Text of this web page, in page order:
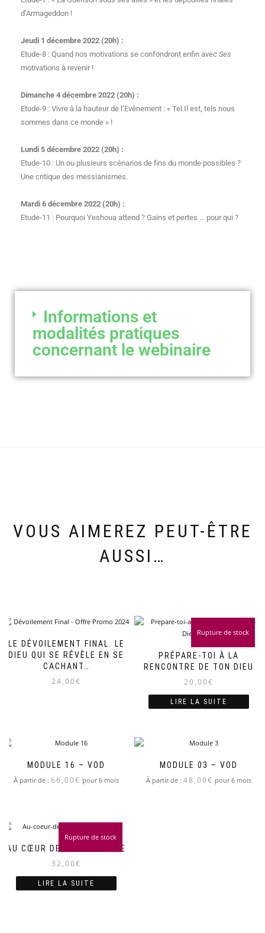
d’Armageddon !
Jeudi 1 décembre 2022 (20h) :
Etude-8 : Quand nos motivations se confondront enfin avec Ses
motivations à revenir !
Dimanche 4 décembre 2022 (20h) :
Etude-9 : Vivre à la hauteur de l’Evènement : « Tel Il est, tels nous
sommes dans ce monde » !
Lundi 5 décembre 2022 (20h) :
Etude-10 : Un ou plusieurs scénarios de fins du monde possibles ?
Une critique des messianismes.
Mardi 6 décembre 2022 (20h) :
Etude-11 : Pourquoi Yeshoua attend ? Gains et pertes … pour qui ?
Informations et
modalités pratiques
concernant le webinaire
VOUS AIMEREZ PEUT-ÊTRE
AUSSI…
LE DÉVOILEMENT FINAL. LE
DIEU QUI SE RÉVÈLE EN SE
CACHANT…
24,00€
PRÉPARE-TOI À LA
RENCONTRE DE TON DIEU
20,00€
Rupture de stock
LIRE LA SUITE
MODULE 16 – VOD
À partir de : 66,00€ pour 6 mois
MODULE 03 – VOD
À partir de : 48,00€ pour 6 mois
AU CŒUR DE L’ADVENTISME
32,00€
Rupture de stock
LIRE LA SUITE